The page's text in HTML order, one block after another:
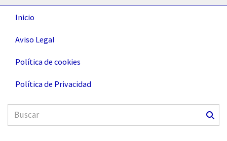
Inicio
Aviso Legal
Política de cookies
Política de Privacidad